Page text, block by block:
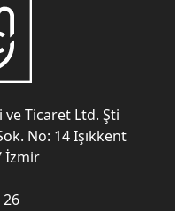
ve Ticaret Ltd. Şti
No: 14 Işıkkent
İzmir
26